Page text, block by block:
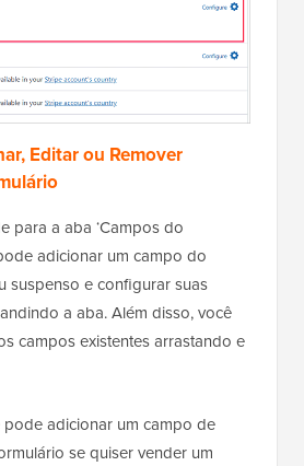
Editar ou Remover
para a aba ‘Campos do
adicionar um campo do
suspenso e configurar suas
a aba. Além disso, você
campos existentes arrastando e
adicionar um campo de
se quiser vender um